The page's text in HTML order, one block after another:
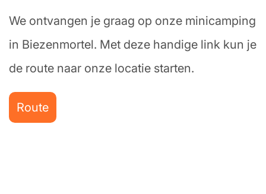
We ontvangen je graag op onze minicamping
in Biezenmortel. Met deze handige link kun je
de route naar onze locatie starten.
Route